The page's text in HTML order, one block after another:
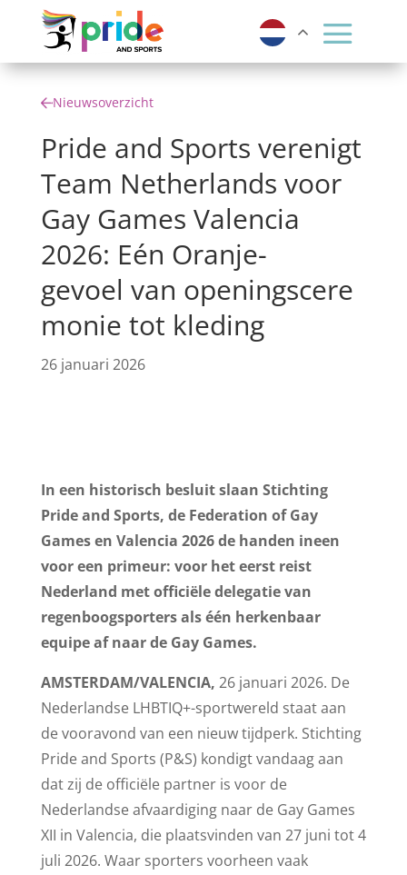
Nieuwsoverzicht
Pride and Sports verenigt
Team Netherlands voor
Gay Games Valencia
2026: Eén Oranje-
gevoel van openingscere
monie tot kleding
26 januari 2026
In een historisch besluit slaan Stichting
Pride and Sports, de Federation of Gay
Games en Valencia 2026 de handen ineen
voor een primeur: voor het eerst reist
Nederland met officiële delegatie van
regenboogsporters als één herkenbaar
equipe af naar de Gay Games.
AMSTERDAM/VALENCIA, 26 januari 2026. De
Nederlandse LHBTIQ+-sportwereld staat aan
de vooravond van een nieuw tijdperk. Stichting
Pride and Sports (P&S) kondigt vandaag aan
dat zij de officiële partner is voor de
Nederlandse afvaardiging naar de Gay Games
XII in Valencia, die plaatsvinden van 27 juni tot 4
juli 2026. Waar sporters voorheen vaak